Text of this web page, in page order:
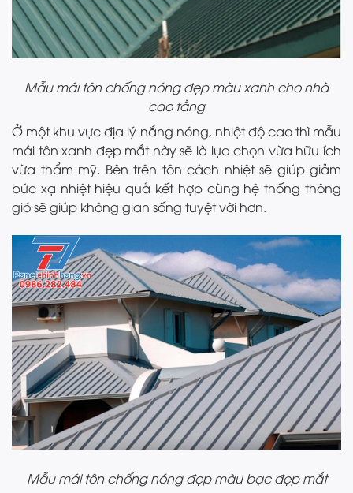
Mẫu mái tôn chống nóng đẹp màu xanh cho nhà
cao tầng
Ở một khu vực địa lý nắng nóng, nhiệt độ cao thì mẫu
mái tôn xanh đẹp mắt này sẽ là lựa chọn vừa hữu ích
vừa thẩm mỹ. Bên trên tôn cách nhiệt sẽ giúp giảm
bức xạ nhiệt hiệu quả kết hợp cùng hệ thống thông
gió sẽ giúp không gian sống tuyệt vời hơn.
Mẫu mái tôn chống nóng đẹp màu bạc đẹp mắt